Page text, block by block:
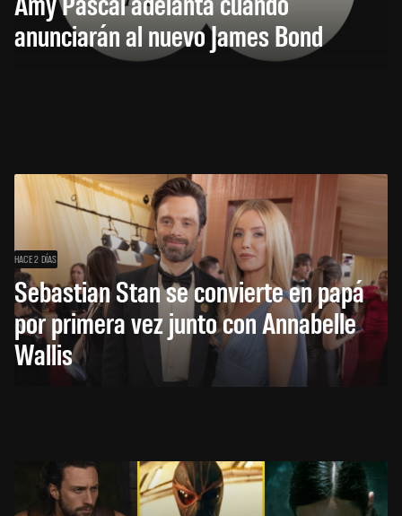
anunciarán al nuevo James Bond
HACE 2 DÍAS
Sebastian Stan se convierte en papá
por primera vez junto con Annabelle
Wallis